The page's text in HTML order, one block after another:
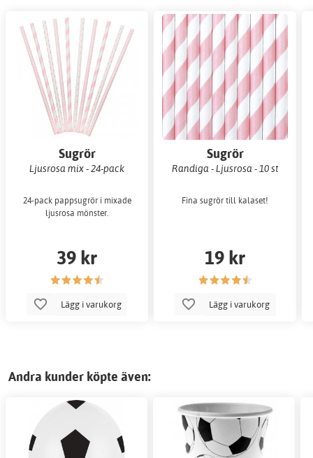
Sugrör
Ljusrosa mix - 24-pack
24-pack pappsugrör i mixade
ljusrosa mönster.
39 kr
Lägg i varukorg
Sugrör
Randiga - Ljusrosa - 10 st
Fina sugrör till kalaset!
19 kr
Lägg i varukorg
Andra kunder köpte även: